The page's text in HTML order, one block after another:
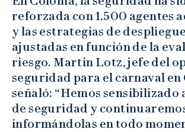
reforzada con 1.500 agentes
y las estrategias de
ajustadas en función de la
riesgo. Martin Lotz, jefe del
seguridad para el carnaval en
señaló: “Hemos sensibilizado
de seguridad y
informándolas en todo